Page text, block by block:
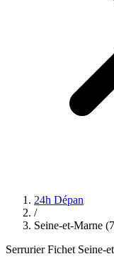
24h Dépan
/
Seine-et-Marne
Serrurier Fichet Seine-